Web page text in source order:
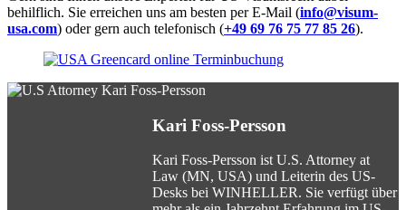
behilflich. Sie erreichen uns am besten per E-Mail (info@visum-
usa.com) oder gern auch telefonisch (+49 69 76 75 77 85 26).
Kari Foss-Persson
Kari Foss-Persson ist U.S. Attorney at
Law (MN, USA) und Leiterin des US-
Desks bei WINHELLER. Sie verfügt über